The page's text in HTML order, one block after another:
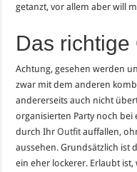
getanzt, vor allem aber will
Das richtige
Achtung, gesehen werden
zwar mit dem anderen
andererseits auch nicht
organisierten Party noch bei
durch IhrOutfit auffallen,
aussehen. Grundsätzlich ist
ein eher lockerer. Erlaubt